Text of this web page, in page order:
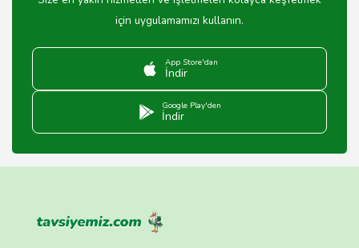
için uygulamamızı kullanın.
App Store'dan
İndir
Google Play'den
İndir